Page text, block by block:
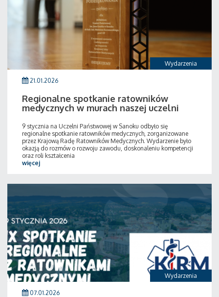
Wydarzenia
21.01.2026
Regionalne spotkanie ratowników
medycznych w murach naszej uczelni
9 stycznia na Uczelni Państwowej w Sanoku odbyło się
regionalne spotkanie ratowników medycznych, zorganizowane
przez Krajową Radę Ratowników Medycznych. Wydarzenie było
okazją do rozmów o rozwoju zawodu, doskonaleniu kompetencji
oraz roli kształcenia
więcej
Wydarzenia
07.01.2026